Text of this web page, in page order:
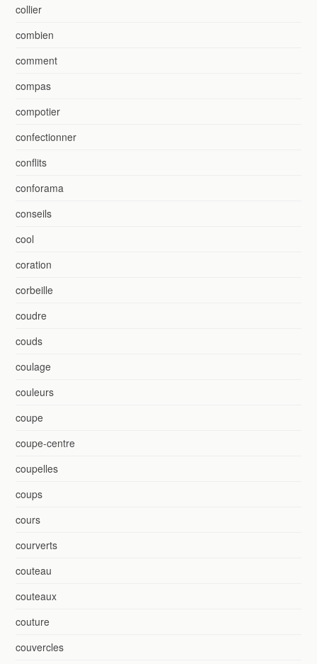
collier
combien
comment
compas
compotier
confectionner
conflits
conforama
conseils
cool
coration
corbeille
coudre
couds
coulage
couleurs
coupe
coupe-centre
coupelles
coups
cours
courverts
couteau
couteaux
couture
couvercles